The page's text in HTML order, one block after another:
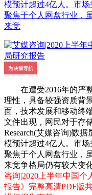
模预计超过4亿人。市
聚焦于个人网盘行业，
来竞
在遭受2016年的严整
理性，具备较强资质背
面，技术发展和移动终
文件出现，网民对于存
Research(艾媒咨询)数
模预计超过4亿人。市
聚焦于个人网盘行业，
来竞争格局仍有较大变
咨询|2020上半年中国
报告》完整高清PDF版